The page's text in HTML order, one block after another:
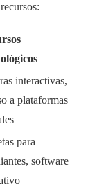
interactivas,
a plataformas
para
software